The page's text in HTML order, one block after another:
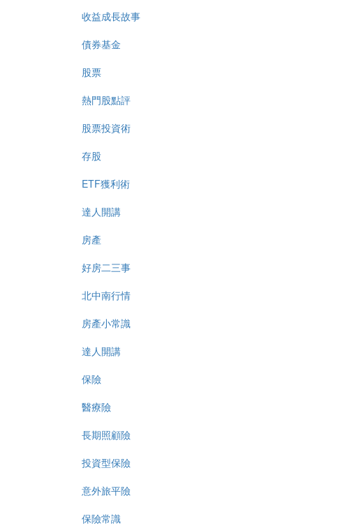
收益成長故事
債券基金
股票
熱門股點評
股票投資術
存股
ETF獲利術
達人開講
房產
好房二三事
北中南行情
房產小常識
達人開講
保險
醫療險
長期照顧險
投資型保險
意外旅平險
保險常識